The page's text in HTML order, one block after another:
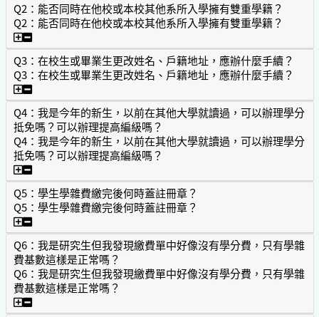
Q2：能否同時在他校或本校其他系所入學擁有雙重學籍？
Q2：能否同時在他校或本校其他系所入學擁有雙重學籍？
Q2：能否同時在他校或本校其他系所入學擁有雙重學籍？
Q3：在校生或畢業生更改姓名、戶籍地址，應辦什麼手續？
Q3：在校生或畢業生更改姓名、戶籍地址，應辦什麼手續？
Q3：在校生或畢業生更改姓名、戶籍地址，應辦什麼手續？
Q4：我是今年的新生，以前在其他大學就讀過，可以辦理學分
抵免嗎？可以辦理提高編級嗎？
Q4：我是今年的新生，以前在其他大學就讀過，可以辦理學分
抵免嗎？可以辦理提高編級嗎？
Q4：我是今年的新生，以前在其他大學就讀過，可以辦理學
Q5：學生學雜費繳完後何時蓋註冊章？
Q5：學生學雜費繳完後何時蓋註冊章？
Q5：學生學雜費繳完後何時蓋註冊章？
Q6：我是研究生但我發現繳費單中好像沒有學分費，只有學雜
費基數這樣是正常嗎？
Q6：我是研究生但我發現繳費單中好像沒有學分費，只有學雜
費基數這樣是正常嗎？
Q6：我是研究生但我發現繳費單中好像沒有學分費，只有學